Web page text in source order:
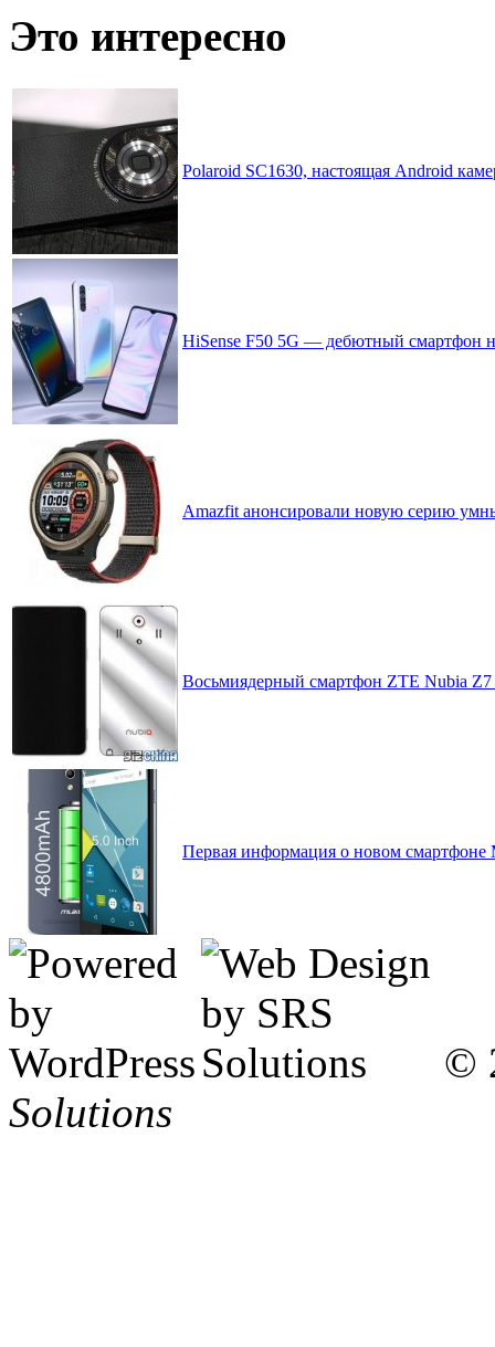
месяцам
Это интересно
Polaroid SC1630, настоящая Android
HiSense F50 5G — дебютный смартфон
Amazfit анонсировали новую серию
Восьмиядерный смартфон ZTE Nubia
Первая информация о новом смартфоне
©
Solutions